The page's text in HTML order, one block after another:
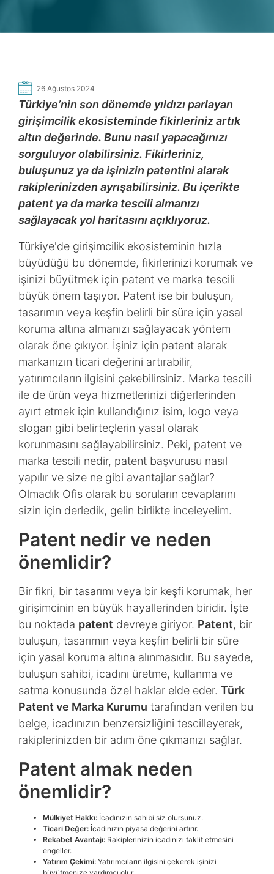
26 Ağustos 2024
Türkiye’nin son dönemde yıldızı parlayan
girişimcilik ekosisteminde fikirleriniz artık
altın değerinde. Bunu nasıl yapacağınızı
sorguluyor olabilirsiniz. Fikirleriniz,
buluşunuz ya da işinizin patentini alarak
rakiplerinizden ayrışabilirsiniz. Bu içerikte
patent ya da marka tescili almanızı
sağlayacak yol haritasını açıklıyoruz.
Türkiye'de girişimcilik ekosisteminin hızla
büyüdüğü bu dönemde, fikirlerinizi korumak ve
işinizi büyütmek için patent ve marka tescili
büyük önem taşıyor. Patent ise bir buluşun,
tasarımın veya keşfin belirli bir süre için yasal
koruma altına almanızı sağlayacak yöntem
olarak öne çıkıyor. İşiniz için patent alarak
markanızın ticari değerini artırabilir,
yatırımcıların ilgisini çekebilirsiniz. Marka tescili
ile de ürün veya hizmetlerinizi diğerlerinden
ayırt etmek için kullandığınız isim, logo veya
slogan gibi belirteçlerin yasal olarak
korunmasını sağlayabilirsiniz. Peki, patent ve
marka tescili nedir, patent başvurusu nasıl
yapılır ve size ne gibi avantajlar sağlar?
Olmadık Ofis olarak bu soruların cevaplarını
sizin için derledik, gelin birlikte inceleyelim.
Patent nedir ve neden
önemlidir?
Bir fikri, bir tasarımı veya bir keşfi korumak, her
girişimcinin en büyük hayallerinden biridir. İşte
bu noktada patent devreye giriyor. Patent, bir
buluşun, tasarımın veya keşfin belirli bir süre
için yasal koruma altına alınmasıdır. Bu sayede,
buluşun sahibi, icadını üretme, kullanma ve
satma konusunda özel haklar elde eder. Türk
Patent ve Marka Kurumu tarafından verilen bu
belge, icadınızın benzersizliğini tescilleyerek,
rakiplerinizden bir adım öne çıkmanızı sağlar.
Patent almak neden
önemlidir?
Mülkiyet Hakkı: İcadınızın sahibi siz olursunuz.
Ticari Değer: İcadınızın piyasa değerini artırır.
Rekabet Avantajı: Rakiplerinizin icadınızı taklit etmesini
engeller.
Yatırım Çekimi: Yatırımcıların ilgisini çekerek işinizi